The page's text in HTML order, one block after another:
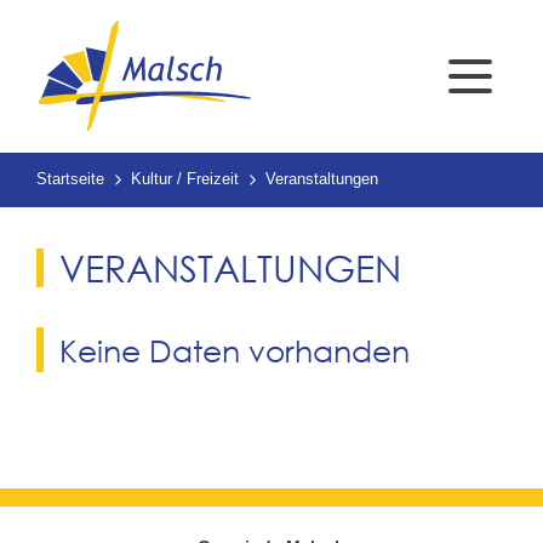
Startseite Kultur / Freizeit Veranstaltungen
VERANSTALTUNGEN
Keine Daten vorhanden